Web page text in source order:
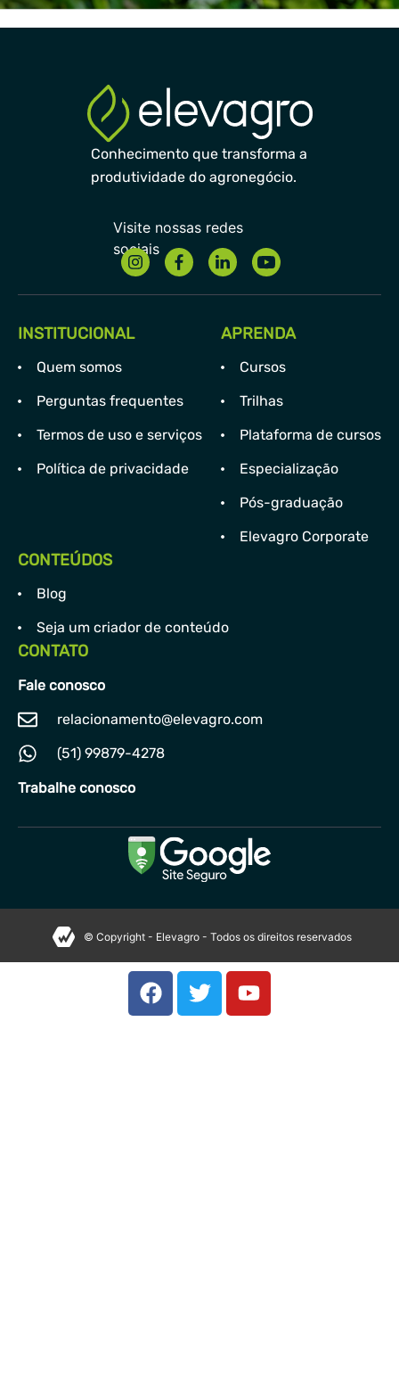
Conhecimento que transforma a
produtividade do agronegócio.
INSTITUCIONAL
Quem somos
Perguntas frequentes
Termos de uso e serviços
Política de privacidade
APRENDA
Cursos
Trilhas
Plataforma de cursos
Especialização
Pós-graduação
Elevagro Corporate
CONTEÚDOS
Blog
Seja um criador de conteúdo
CONTATO
Fale conosco
relacionamento@elevagro.com
(51) 99879-4278
Trabalhe conosco
© Copyright - Elevagro - Todos os direitos reservados